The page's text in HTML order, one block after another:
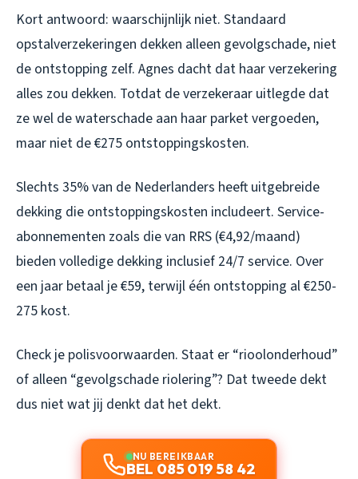
Kort antwoord: waarschijnlijk niet. Standaard
opstalverzekeringen dekken alleen gevolgschade, niet
de ontstopping zelf. Agnes dacht dat haar verzekering
alles zou dekken. Totdat de verzekeraar uitlegde dat
ze wel de waterschade aan haar parket vergoeden,
maar niet de €275 ontstoppingskosten.
Slechts 35% van de Nederlanders heeft uitgebreide
dekking die ontstoppingskosten includeert. Service-
abonnementen zoals die van RRS (€4,92/maand)
bieden volledige dekking inclusief 24/7 service. Over
een jaar betaal je €59, terwijl één ontstopping al €250-
275 kost.
Check je polisvoorwaarden. Staat er “rioolonderhoud”
of alleen “gevolgschade riolering”? Dat tweede dekt
dus niet wat jij denkt dat het dekt.
NU BEREIKBAAR
BEL 085 019 58 42